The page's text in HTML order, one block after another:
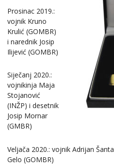
Prosinac 2019.:
vojnik Kruno
Krulić (GOMBR)
i narednik Josip
Ilijević (GOMBR)
Siječanj 2020.:
vojnikinja Maja
Stojanović
(INŽP) i desetnik
Josip Mornar
(GMBR)
Veljača 2020.: vojnik Adrijan
Gelo (GOMBR)